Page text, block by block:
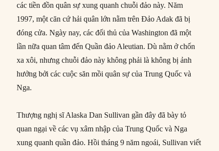
các tiền đồn quân sự xung quanh chuỗi đảo này. Năm
1997, một căn cứ hải quân lớn nằm trên Đảo Adak đã bị
đóng cửa. Ngày nay, các đối thủ của Washington đã một
lần nữa quan tâm đến Quần đảo Aleutian. Dù nằm ở chốn
xa xôi, nhưng chuỗi đảo này không phải là không bị ảnh
hưởng bởi các cuộc săn mồi quân sự của Trung Quốc và
Nga.
Thượng nghị sĩ Alaska Dan Sullivan gần đây đã bày tỏ
quan ngại về các vụ xâm nhập của Trung Quốc và Nga
xung quanh quần đảo. Hồi tháng 9 năm ngoái, Sullivan viết